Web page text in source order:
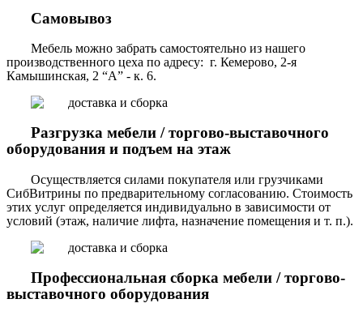
Самовывоз
Мебель можно забрать самостоятельно из нашего
производственного цеха по адресу: г. Кемерово, 2-я
Камышинская, 2 “А” - к. 6.
Разгрузка мебели / торгово-выставочного
оборудования и подъем на этаж
Осуществляется силами покупателя или грузчиками
СибВитрины по предварительному согласованию. Стоимость
этих услуг определяется индивидуально в зависимости от
условий (этаж, наличие лифта, назначение помещения и т. п.).
Профессиональная сборка мебели / торгово-
выставочного оборудования